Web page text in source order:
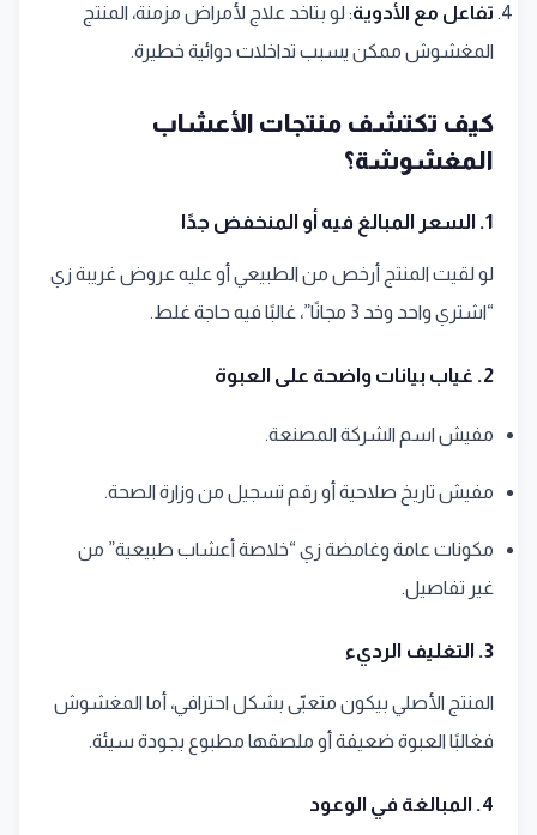
تفاعل مع الأدوية: لو بتاخد علاج لأمراض مزمنة، المنتج
المغشوش ممكن يسبب تداخلات دوائية خطيرة.
كيف تكتشف منتجات الأعشاب
المغشوشة؟
1. السعر المبالغ فيه أو المنخفض جدًا
لو لقيت المنتج أرخص من الطبيعي أو عليه عروض غريبة زي
“اشتري واحد وخد 3 مجانًا”، غالبًا فيه حاجة غلط.
2. غياب بيانات واضحة على العبوة
مفيش اسم الشركة المصنعة.
مفيش تاريخ صلاحية أو رقم تسجيل من وزارة الصحة.
مكونات عامة وغامضة زي “خلاصة أعشاب طبيعية” من
غير تفاصيل.
3. التغليف الرديء
المنتج الأصلي بيكون متعبّى بشكل احترافي، أما المغشوش
فغالبًا العبوة ضعيفة أو ملصقها مطبوع بجودة سيئة.
4. المبالغة في الوعود